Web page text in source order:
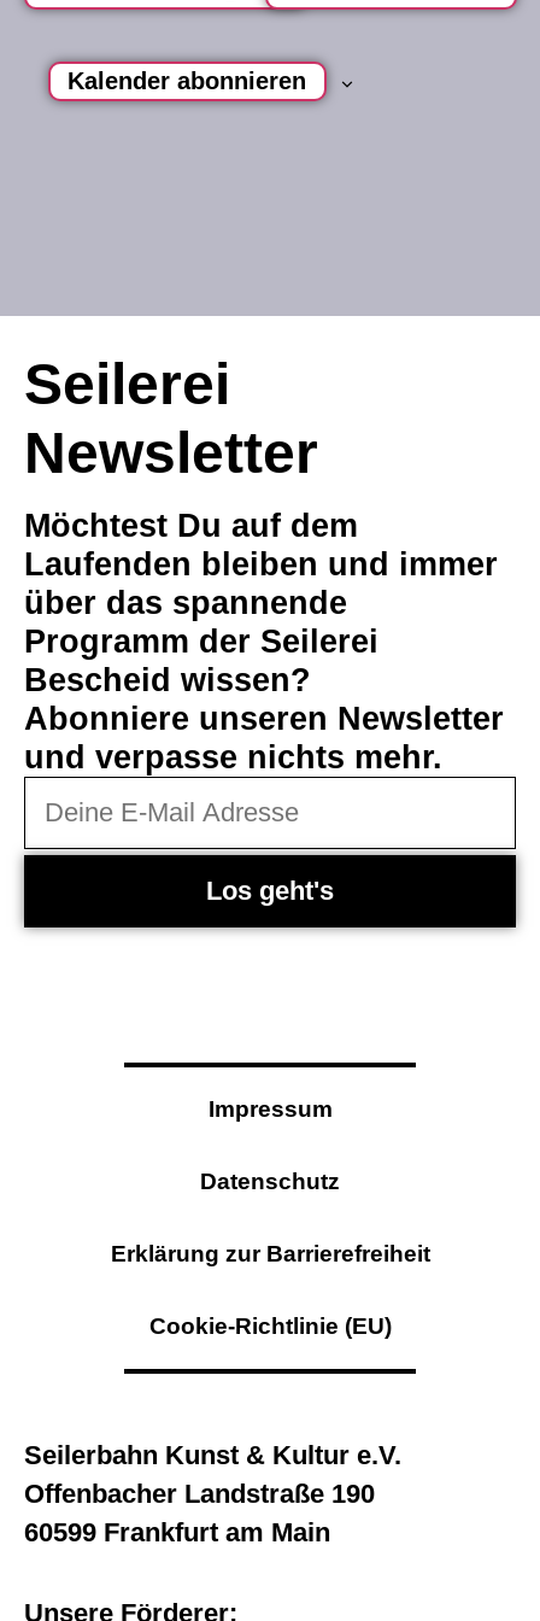
Kalender abonnieren
Seilerei
Newsletter
Möchtest Du auf dem
Laufenden bleiben und immer
über das spannende
Programm der Seilerei
Bescheid wissen?
Abonniere unseren Newsletter
und verpasse nichts mehr.
Los geht's
Impressum
Datenschutz
Erklärung zur Barrierefreiheit
Cookie-Richtlinie (EU)
Seilerbahn Kunst & Kultur e.V.
Offenbacher Landstraße 190
60599 Frankfurt am Main
Unsere Förderer: